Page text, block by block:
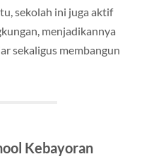
sekolah ini juga aktif
menjadikannya
sekaligus membangun
Kebayoran